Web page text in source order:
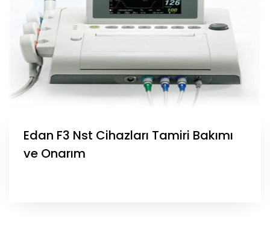
Edan F3 Nst Cihazları Tamiri Bakımı
ve Onarım